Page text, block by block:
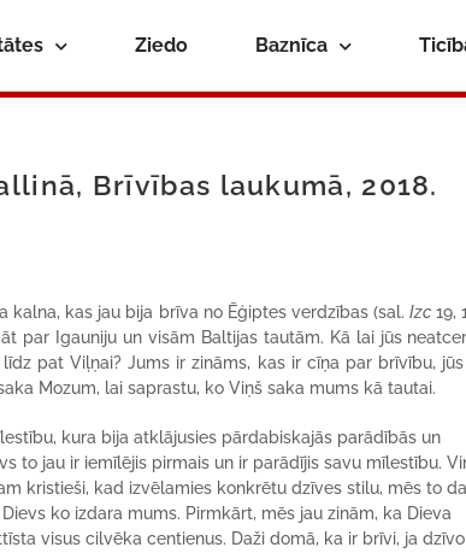
Ziedo Baznīca
Brīvības laukumā, 2018.
kalna, kas jau bija brīva no Ēģiptes verdzības (sal.Izc 19,
par Igauniju un visām Baltijas tautām. Kā lai jūs
pat Viļņai? Jums ir zināms, kas ir cīņa par brīvību,
Mozum, lai saprastu, ko Viņš saka mums kā tautai.
kura bija atklājusies pārdabiskajās parādībās un
to jau ir iemīlējis pirmais un ir parādījis savu mīlestību.
kristieši, kad izvēlamies konkrētu dzīves stilu, mēs to
ko izdara mums. Pirmkārt, mēs jau zinām, ka Dieva
visus cilvēka centienus. Daži domā, ka ir brīvi, ja